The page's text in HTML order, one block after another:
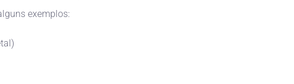
exemplos: